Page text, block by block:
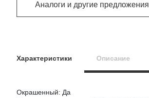
Аналоги и другие предложения
Характеристики Описание
Окрашенный: Да
Оцените товар: